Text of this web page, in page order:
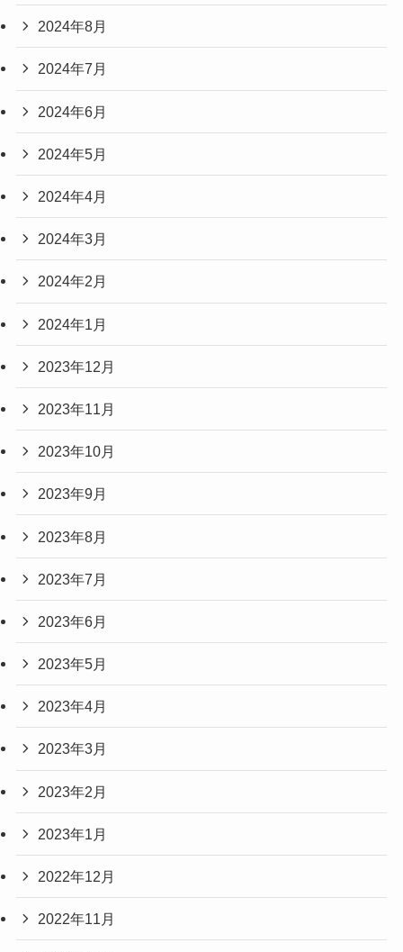
2024年8月
2024年7月
2024年6月
2024年5月
2024年4月
2024年3月
2024年2月
2024年1月
2023年12月
2023年11月
2023年10月
2023年9月
2023年8月
2023年7月
2023年6月
2023年5月
2023年4月
2023年3月
2023年2月
2023年1月
2022年12月
2022年11月